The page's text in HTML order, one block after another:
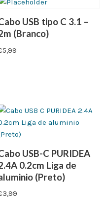
USB tipo C 3.1 –
(Branco)
5,99
USB-C PURIDEA
0.2cm Liga de
(Preto)
3,99